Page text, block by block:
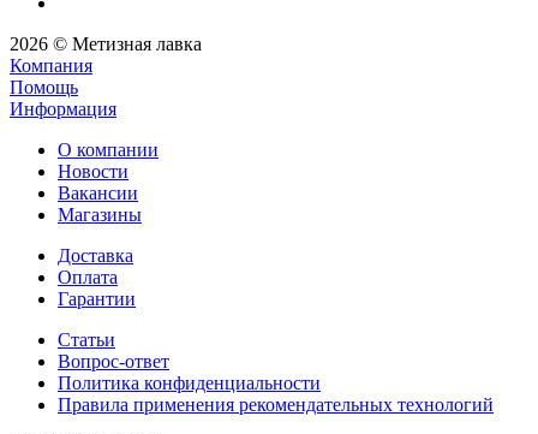
2026 © Метизная лавка
Компания
Помощь
Информация
О компании
Новости
Вакансии
Магазины
Доставка
Оплата
Гарантии
Статьи
Вопрос-ответ
Политика конфиденциальности
Правила применения рекомендательных технологий